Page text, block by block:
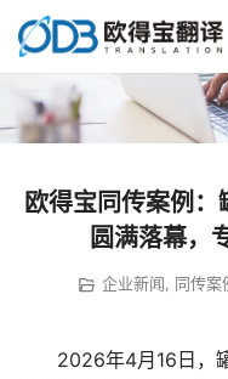
欧得宝同传案例
圆满落幕，
企业新闻, 同传案
2026年4月16日，罐